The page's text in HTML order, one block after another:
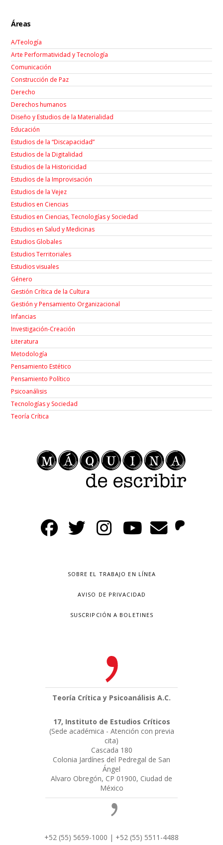
Áreas
A/Teología
Arte Performatividad y Tecnología
Comunicación
Construcción de Paz
Derecho
Derechos humanos
Diseño y Estudios de la Materialidad
Educación
Estudios de la “Discapacidad”
Estudios de la Digitalidad
Estudios de la Historicidad
Estudios de la Improvisación
Estudios de la Vejez
Estudios en Ciencias
Estudios en Ciencias, Tecnologías y Sociedad
Estudios en Salud y Medicinas
Estudios Globales
Estudios Territoriales
Estudios visuales
Género
Gestión Crítica de la Cultura
Gestión y Pensamiento Organizacional
Infancias
Investigación-Creación
Łiteratura
Metodología
Pensamiento Estético
Pensamiento Político
Psicoanálisis
Tecnologías y Sociedad
Teoría Crítica
SOBRE EL TRABAJO EN LÍNEA
AVISO DE PRIVACIDAD
SUSCRIPCIÓN A BOLETINES
Teoría Crítica y Psicoanálisis A.C.
17, Instituto de Estudios Críticos
(Sede académica - Atención con previa
cita)
Cascada 180
Colonia Jardínes del Pedregal de San
Ángel
Alvaro Obregón, CP 01900, Ciudad de
México
+52 (55) 5659-1000 | +52 (55) 5511-4488